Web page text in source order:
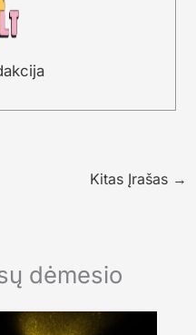
Kitas Įrašas →
dėmesio